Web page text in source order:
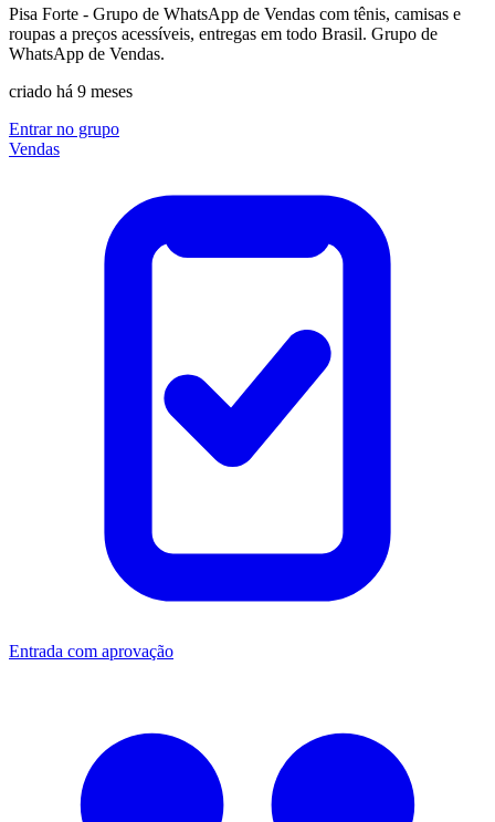
Pisa Forte - Grupo de WhatsApp de Vendas com tênis, camisas e
roupas a preços acessíveis, entregas em todo Brasil. Grupo de
WhatsApp de Vendas.
criado há 9 meses
Entrar no grupo
Vendas
Entrada com aprovação